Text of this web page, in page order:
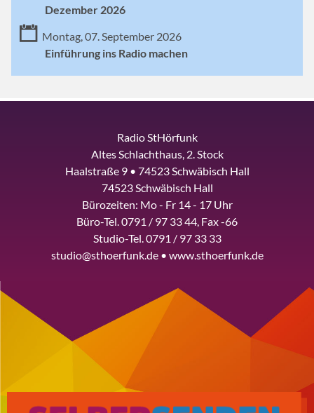
Dezember 2026
Montag, 07. September 2026
Einführung ins Radio machen
Radio StHörfunk
Altes Schlachthaus, 2. Stock
Haalstraße 9 • 74523 Schwäbisch Hall
74523 Schwäbisch Hall
Bürozeiten: Mo - Fr 14 - 17 Uhr
Büro-Tel. 0791 / 97 33 44, Fax -66
Studio-Tel. 0791 / 97 33 33
studio@sthoerfunk.de • www.sthoerfunk.de